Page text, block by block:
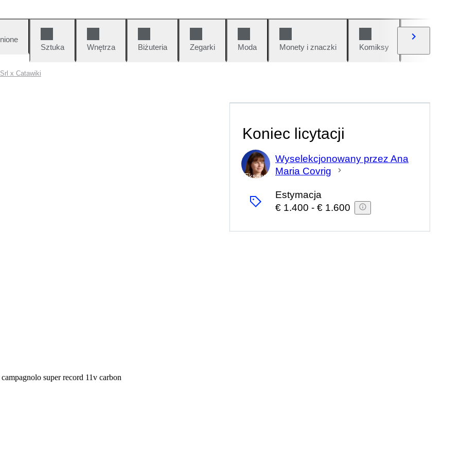
Sztuka
Wnętrza Biżuteria Zegarki Moda Monety i znaczki Komiksy
x Catawiki
super record 11v carbon
Koniec licytacji
Ekspert
Wyselekcjonowany przez Ana
Maria Covrig
Estymacja
€ 1.400 - € 1.600